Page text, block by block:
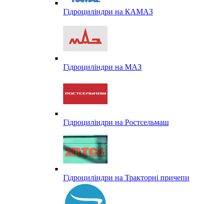
Гідроциліндри на КАМАЗ
Гідроциліндри на МАЗ
Гідроциліндри на Ростсельмаш
Гідроциліндри на Тракторні причепи